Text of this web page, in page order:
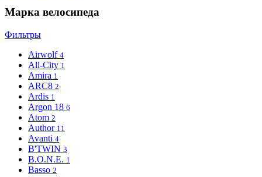
Марка велосипеда
Фильтры
Airwolf 4
All-City 1
Amira 1
ARC8 2
Ardis 1
Argon 18 6
Atom 2
Author 11
Avanti 4
B'TWIN 3
B.O.N.E. 1
Basso 2